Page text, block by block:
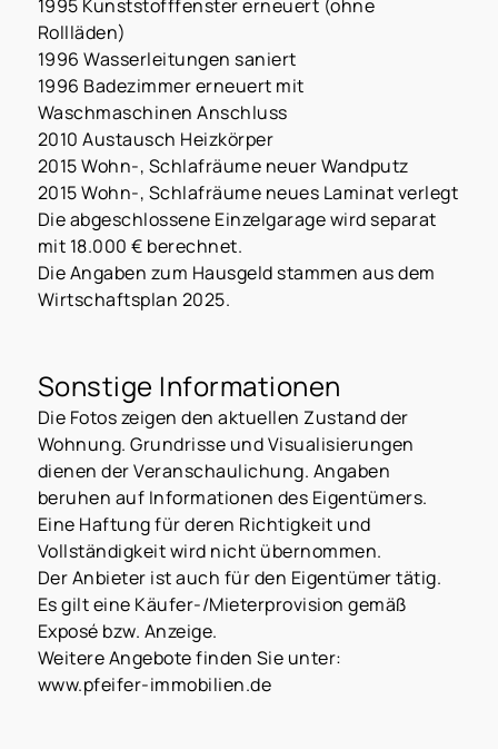
1995 Kunststofffenster erneuert (ohne
Rollläden)
1996 Wasserleitungen saniert
1996 Badezimmer erneuert mit
Waschmaschinen Anschluss
2010 Austausch Heizkörper
2015 Wohn-, Schlafräume neuer Wandputz
2015 Wohn-, Schlafräume neues Laminat verlegt
Die abgeschlossene Einzelgarage wird separat
mit 18.000 € berechnet.
Die Angaben zum Hausgeld stammen aus dem
Wirtschaftsplan 2025.
Sonstige Informationen
Die Fotos zeigen den aktuellen Zustand der
Wohnung. Grundrisse und Visualisierungen
dienen der Veranschaulichung. Angaben
beruhen auf Informationen des Eigentümers.
Eine Haftung für deren Richtigkeit und
Vollständigkeit wird nicht übernommen.
Der Anbieter ist auch für den Eigentümer tätig.
Es gilt eine Käufer-/Mieterprovision gemäß
Exposé bzw. Anzeige.
Weitere Angebote finden Sie unter:
www.pfeifer-immobilien.de